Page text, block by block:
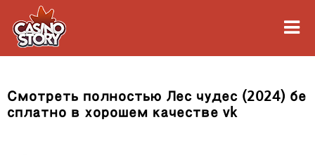
Смотреть полностью Лес чудес (2024) бе
сплатно в хорошем качестве vk